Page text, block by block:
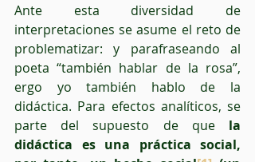
Ante esta diversidad de
interpretaciones se asume el reto de
problematizar: y parafraseando al
poeta “también hablar de la rosa”,
ergo yo también hablo de la
didáctica. Para efectos analíticos, se
parte del supuesto de que la
didáctica es una práctica social,